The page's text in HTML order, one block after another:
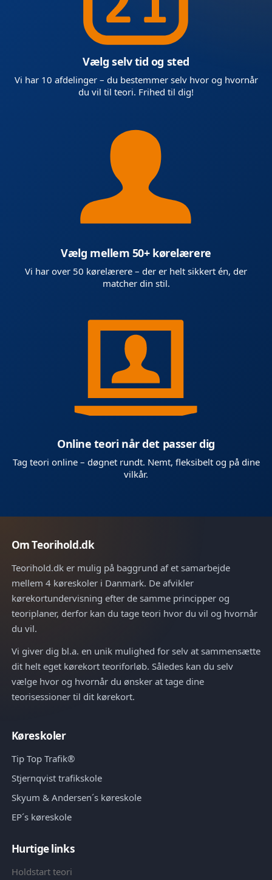
Vælg selv tid og sted
Vi har 10 afdelinger – du bestemmer selv hvor og hvornår
du vil til teori. Frihed til dig!
Vælg mellem 50+ kørelærere
Vi har over 50 kørelærere – der er helt sikkert én, der
matcher din stil.
Online teori når det passer dig
Tag teori online – døgnet rundt. Nemt, fleksibelt og på dine
vilkår.
Om Teorihold.dk
Teorihold.dk er mulig på baggrund af et samarbejde
mellem 4 køreskoler i Danmark. De afvikler
kørekortundervisning efter de samme principper og
teoriplaner, derfor kan du tage teori hvor du vil og hvornår
du vil.
Vi giver dig bl.a. en unik mulighed for selv at sammensætte
dit helt eget kørekort teoriforløb. Således kan du selv
vælge hvor og hvornår du ønsker at tage dine
teorisessioner til dit kørekort.
Køreskoler
Tip Top Trafik®
Stjernqvist trafikskole
Skyum & Andersen´s køreskole
EP´s køreskole
Hurtige links
Holdstart teori